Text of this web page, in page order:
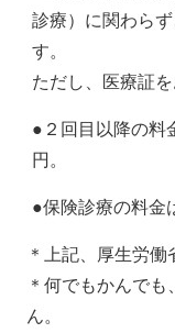
診療）に関わら
す。
ただし、医療証
●２回目以降の料
円。
●保険診療の料金
＊上記、厚生労働
＊何でもかんで
ん。